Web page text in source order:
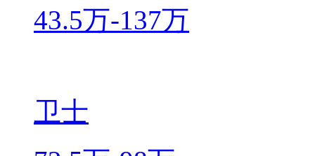
43.5万-137万
卫士